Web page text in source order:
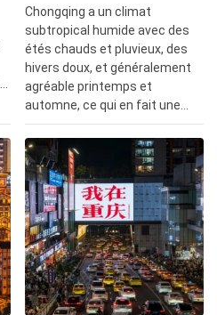
Chongqing a un climat
subtropical humide avec des
étés chauds et pluvieux, des
hivers doux, et généralement
agréable printemps et
automne, ce qui en fait une
destination toute l'année.